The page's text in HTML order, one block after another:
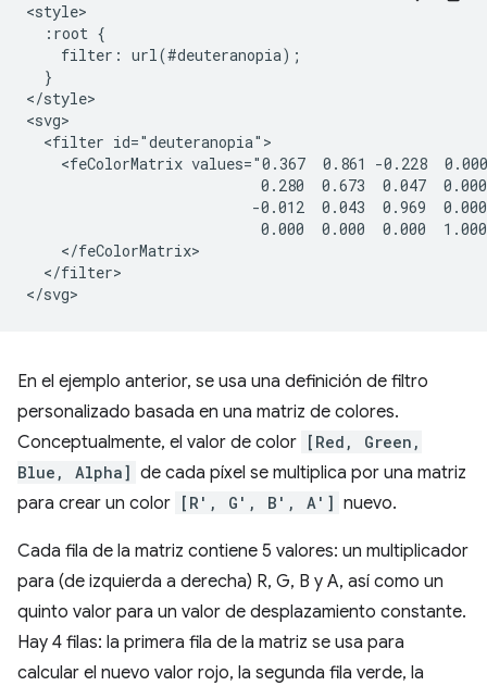
<style>
  :root {
    filter: url(#deuteranopia);
  }
</style>
<svg>
  <filter id="deuteranopia">
<feColorMatrix values="0.367  0.861 -0.228
0.280  0.673  0.047
-0.012  0.043  0.969
0.000  0.000  0.000
    </feColorMatrix>
  </filter>
En el ejemplo anterior, se usa una definición de filtro
personalizado basada en una matriz de colores.
Conceptualmente, el valor de color
[Red, Green,
Blue, Alpha]
de cada píxel se multiplica por una matriz
para crear un color
[R′, G′, B′, A′] nuevo.
Cada fila de la matriz contiene 5 valores: un multiplicador
para (de izquierda a derecha) R, G, B y A, así como un
quinto valor para un valor de desplazamiento constante.
Hay 4 filas: la primera fila de la matriz se usa para
calcular el nuevo valor rojo, la segunda fila verde, la